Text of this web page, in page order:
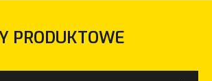
PRODUKTOWE